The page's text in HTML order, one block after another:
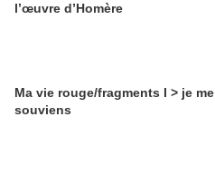
l’œuvre d’Homère
Ma vie rouge/fragments I > je me
souviens